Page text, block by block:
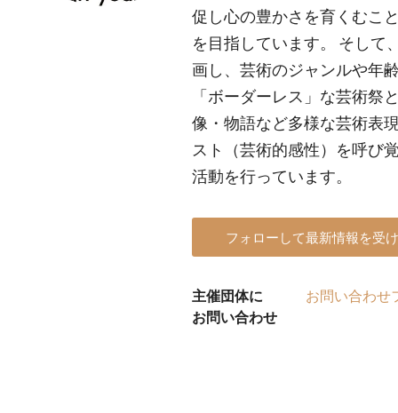
促し心の豊かさを育くむこ
を目指しています。 そして
画し、芸術のジャンルや年
「ボーダーレス」な芸術祭
像・物語など多様な芸術表
スト（芸術的感性）を呼び
活動を行っています。
フォローして最新情報を受
主催団体に
お問い合わせ
お問い合わせ